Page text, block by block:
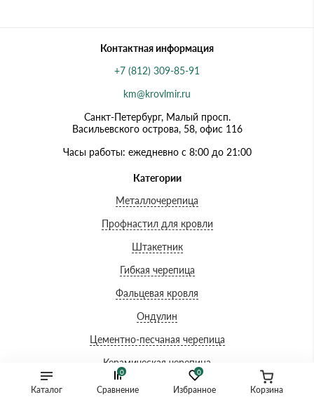
Каталог
0
Избранное
0
Сравнение Корзина
Контактная информация
+7 (812) 309-85-91
km@krovlmir.ru
Санкт-Петербург, Малый просп.
Васильевского острова, 58, офис 116
Часы работы: ежедневно с 8:00 до 21:00
Категории
Металлочерепица
Профнастил для кровли
Штакетник
Гибкая черепица
Фальцевая кровля
Ондулин
Цементно-песчаная черепица
Керамическая черепица
Водосточная система